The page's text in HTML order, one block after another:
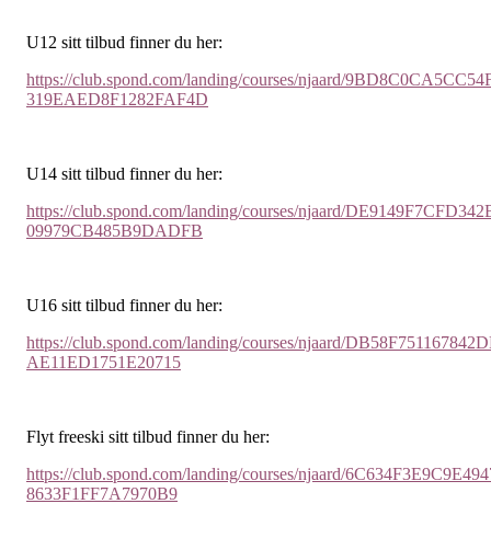
U12 sitt tilbud finner du her:
https://club.spond.com/landing/courses/njaard/
319EAED8F1282FAF4D
U14 sitt tilbud finner du her:
https://club.spond.com/landing/courses/njaard/
09979CB485B9DADFB
U16 sitt tilbud finner du her:
https://club.spond.com/landing/courses/njaard/
AE11ED1751E20715
Flyt freeski sitt tilbud finner du her:
https://club.spond.com/landing/courses/njaard/
8633F1FF7A7970B9